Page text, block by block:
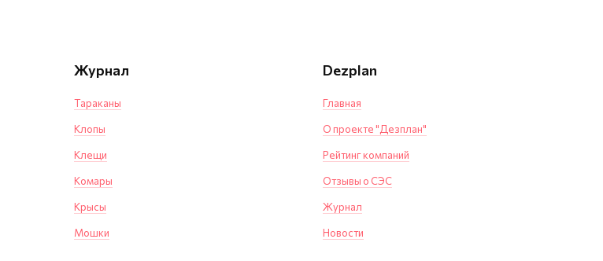
Dezplan
Главная
О проекте "Дезплан"
Рейтинг компаний
Отзывы о СЭС
Журнал
Новости
Журнал
Тараканы
Клопы
Клещи
Комары
Крысы
Мошки